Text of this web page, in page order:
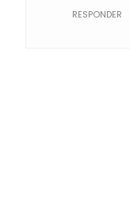
RESPONDER